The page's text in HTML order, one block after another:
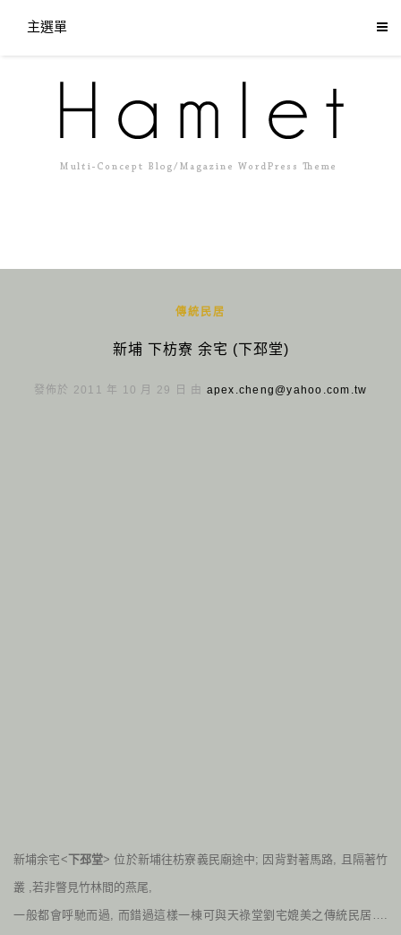
主選單
傳統民居
新埔 下枋寮 余宅 (下邳堂)
發佈於 2011 年 10 月 29 日 由 apex.cheng@yahoo.com.tw
新埔余宅<下邳堂> 位於新埔往枋寮義民廟途中; 因背對著馬路, 且隔著竹
叢 ,若非瞥見竹林間的燕尾,
一般都會呼馳而過, 而錯過這樣一棟可與天祿堂劉宅媲美之傳統民居….